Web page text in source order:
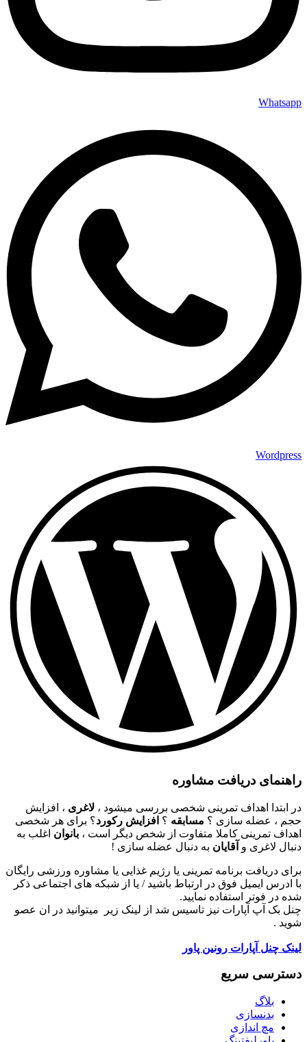
Whatsapp
Wordpress
راهنمای دریافت مشاوره
در ابتدا اهداف تمرینی شخصی بررسی میشود ، لاغری ، افزایش
حجم ، عضله سازی ؟ مسابقه ؟ افزایش رکورد؟ برای هر شخصی
اهداف تمرینی کاملا متفاوت از شخص دیگر است ، بانوان اغلب به
دنبال لاغری و آقایان به دنبال عضله سازی !
برای دریافت برنامه تمرینی یا رژیم غذایی یا مشاوره ورزشی رایگان
با ادرس ایمیل فوق در ارتباط باشید / یا از شبکه های اجتماعی ذکر
شده در فوتر استفاده نمایید.
چنل بک آپ آپارات نیز تاسیس شد از لینک زیر میتوانید در ان عصو
شوید .
لینک چنل آپارات رونین پاور
دسترسی سریع
بلاگ
بدنسازی
مچ اندازی